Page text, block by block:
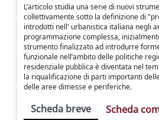
L’articolo studia una serie di nuovi
collettivamente sotto la definizione di
introdotti nell' urbanistica italiana negli
programmazione complessa,
strumento finalizzato ad introdurre
funzionale nell’ambito delle politiche
residenziale pubblica è diventata nel
la riqualificazione di parti importanti
delle aree dimesse e periferiche.
Scheda breve Scheda